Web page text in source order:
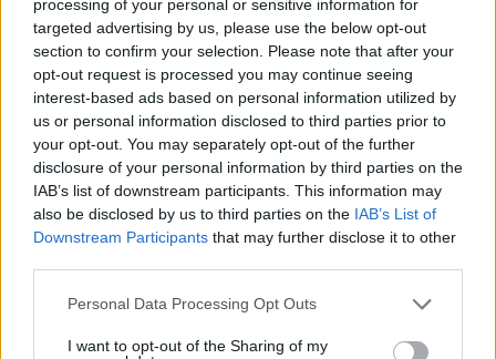
processing of your personal or sensitive information for
targeted advertising by us, please use the below opt-out
section to confirm your selection. Please note that after your
opt-out request is processed you may continue seeing
interest-based ads based on personal information utilized by
us or personal information disclosed to third parties prior to
your opt-out. You may separately opt-out of the further
disclosure of your personal information by third parties on the
IAB’s list of downstream participants. This information may
also be disclosed by us to third parties on the IAB’s List of
Downstream Participants that may further disclose it to other
Please note that this website/app uses one or more Google
not limited to your visit or usage behaviour. You may click to
Personal Data Processing Opt Outs
I want to opt-out of the Sharing of my